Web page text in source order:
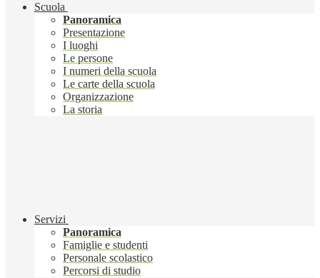
Scuola
Panoramica
Presentazione
I luoghi
Le persone
I numeri della scuola
Le carte della scuola
Organizzazione
La storia
Servizi
Panoramica
Famiglie e studenti
Personale scolastico
Percorsi di studio